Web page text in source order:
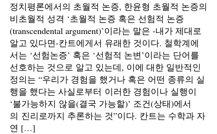
정치평론에서의 초월적 논증, 한윤형 초월적 논증의
비초월적 성격 ‘초월적 논증 혹은 선험적 논증
(transcendental argument)’이라는 말은 -내가 제대로
알고 있다면-칸트에게서 유래한 것이다. 철학계에
서는 ‘선험논증’ 혹은 ‘선험적 논변’이라는 단어를
선호하는 것으로 알고 있는데, 이에 대한 일반적인
정의는 “우리가 경험을 했거나 혹은 어떤 종류의 실
행을 했다는 사실로부터 이러한 경험이나 실행이
‘불가능하지 않을(결국 가능할)’ 조건(상태)에서
의 진리로까지 추론하는 것”이다. 칸트는 수학과 자
연 […]